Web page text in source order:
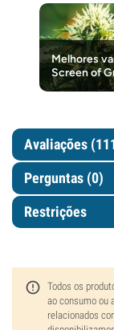
Melhores
Screen of
Avaliações
Perguntas (0)
Restrições
Todos os
ao consumo ou
relacionados